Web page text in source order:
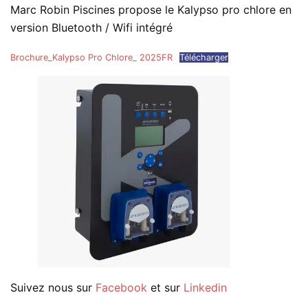
Marc Robin Piscines propose le Kalypso pro chlore en
version Bluetooth / Wifi intégré
Brochure_Kalypso Pro Chlore_ 2025FR Télécharger
Suivez nous sur Facebook et sur Linkedin